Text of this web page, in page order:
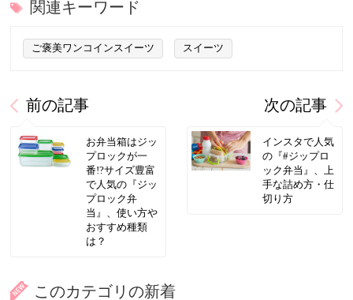
関連キーワード
ご褒美ワンコインスイーツ スイーツ
前の記事
お弁当箱はジッ
プロックが一
番!?サイズ豊富
で人気の『ジッ
プロック弁
当』、使い方や
おすすめ種類
は？
次の記事
インスタで人気
の『#ジップロ
ック弁当』、上
手な詰め方・仕
切り方
このカテゴリの新着